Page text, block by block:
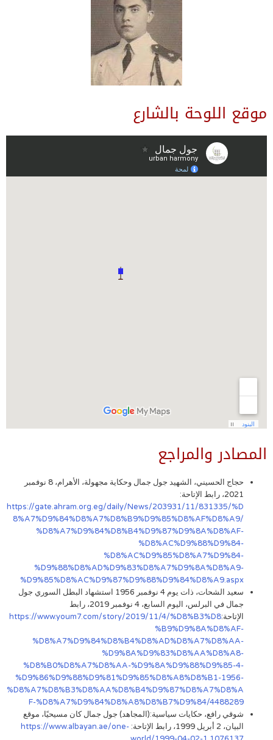
موقع اللوحة بالشارع
المصادر والمراجع
حجاج الحسيني، الشهيد جول جمال وحكاية مجهولة، الأهرام، 8 نوفمبر
2021، رابط الإتاحة:
https://gate.ahram.org.eg/daily/News/203931/11/831335/%D
8%A7%D9%84%D8%A7%D8%B9%D9%85%D8%AF%D8%A9/
%D8%A7%D9%84%D8%B4%D9%87%D9%8A%D8%AF-
%D8%AC%D9%88%D9%84-
%D8%AC%D9%85%D8%A7%D9%84-
%D9%88%D8%AD%D9%83%D8%A7%D9%8A%D8%A9-
%D9%85%D8%AC%D9%87%D9%88%D9%84%D8%A9.aspx
سعيد الشحات، ذات يوم 4 نوفمبر 1956 استشهاد البطل السوري جول
جمال في البرلس، اليوم السابع، 4 نوفمبر 2019، رابط
الإتاحة:https://www.youm7.com/story/2019/11/4/%D8%B3%D8
%B9%D9%8A%D8%AF-
%D8%A7%D9%84%D8%B4%D8%AD%D8%A7%D8%AA-
%D9%8A%D9%83%D8%AA%D8%A8-
%D8%B0%D8%A7%D8%AA-%D9%8A%D9%88%D9%85-4-
%D9%86%D9%88%D9%81%D9%85%D8%A8%D8%B1-1956-
%D8%A7%D8%B3%D8%AA%D8%B4%D9%87%D8%A7%D8%A
F-%D8%A7%D9%84%D8%A8%D8%B7%D9%84/4488289
شوقي رافع، حكايات سياسية:(المجاهد) جول جمال كان مسيحيًا، موقع
البيان، 2 أبريل 1999، رابط الإتاحة:
https://www.albayan.ae/one-